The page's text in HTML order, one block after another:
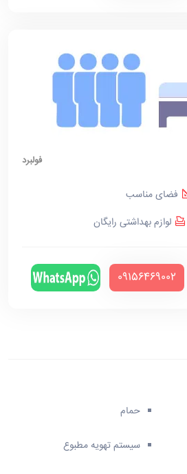
فولبرد
فضای مناسب
لوازم بهداشتی رایگان
‪09156469002‬
حمام
سیستم تهویه مطبوع